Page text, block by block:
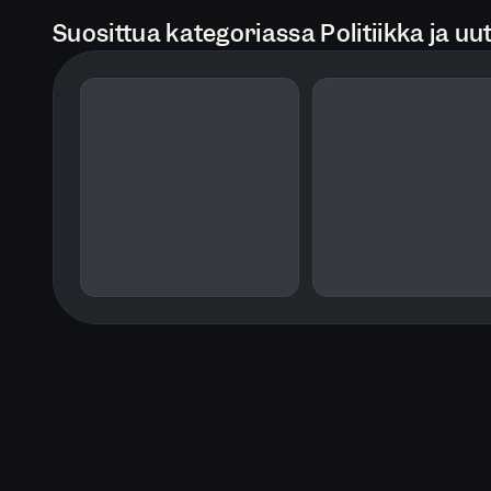
Suosittua kategoriassa Politiikka ja